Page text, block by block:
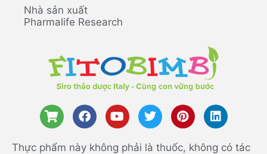
Nhà sản xuất
Pharmalife Research
Thực phẩm này không phải là thuốc, không có tác